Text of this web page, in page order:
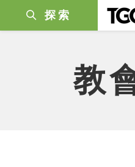
探索
教